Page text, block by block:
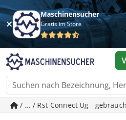
Maschinensucher
Gratis im Store
/ ... / Rst-Connect Ug -